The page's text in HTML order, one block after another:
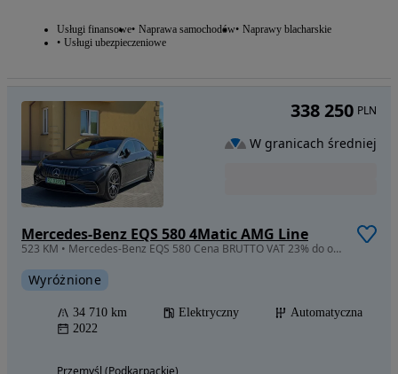
Usługi finansowe Naprawa samochodów Naprawy blacharskie
Usługi ubezpieczeniowe
Mercedes-Benz EQS 580 4Matic AMG Line
523 KM • Mercedes-Benz EQS 580 Cena BRUTTO VAT 23% do odliczenia
Wyróżnione
34 710 km Elektryczny
Automatyczna
2022
338 250 PLN
W granicach średniej